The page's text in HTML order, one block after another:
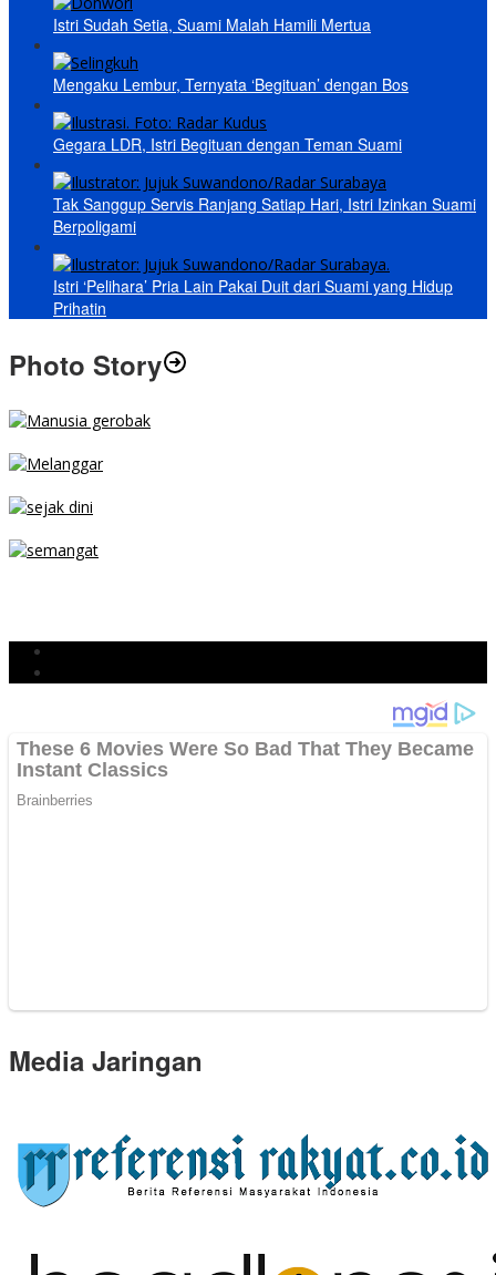
Istri Sudah Setia, Suami Malah Hamili Mertua
Mengaku Lembur, Ternyata ‘Begituan’ dengan Bos
Gegara LDR, Istri Begituan dengan Teman Suami
Tak Sanggup Servis Ranjang Satiap Hari, Istri Izinkan Suami
Berpoligami
Istri ‘Pelihara’ Pria Lain Pakai Duit dari Suami yang Hidup
Prihatin
Photo Story
Media Jaringan